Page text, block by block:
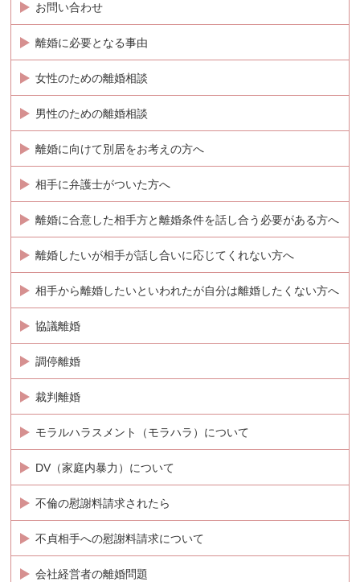
お問い合わせ
離婚に必要となる事由
女性のための離婚相談
男性のための離婚相談
離婚に向けて別居をお考えの方へ
相手に弁護士がついた方へ
離婚に合意した相手方と離婚条件を話し合う必要がある方へ
離婚したいが相手が話し合いに応じてくれない方へ
相手から離婚したいといわれたが自分は離婚したくない方へ
協議離婚
調停離婚
裁判離婚
モラルハラスメント（モラハラ）について
DV（家庭内暴力）について
不倫の慰謝料請求されたら
不貞相手への慰謝料請求について
会社経営者の離婚問題